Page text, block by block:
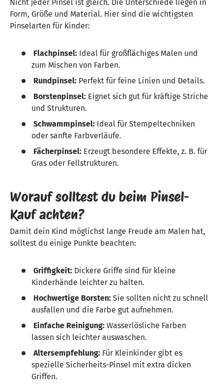
Nicht jeder Pinsel ist gleich. Die Unterschiede liegen in
Form, Größe und Material. Hier sind die wichtigsten
Pinselarten für Kinder:
Flachpinsel: Ideal für großflächiges Malen und
zum Mischen von Farben.
Rundpinsel: Perfekt für feine Linien und Details.
Borstenpinsel: Eignet sich gut für kräftige Striche
und Strukturen.
Schwammpinsel: Ideal für Stempeltechniken
oder sanfte Farbverläufe.
Fächerpinsel: Erzeugt besondere Effekte, z. B. für
Gras oder Fellstrukturen.
Worauf solltest du beim Pinsel-
Kauf achten?
Damit dein Kind möglichst lange Freude am Malen hat,
solltest du einige Punkte beachten:
Griffigkeit: Dickere Griffe sind für kleine
Kinderhände leichter zu halten.
Hochwertige Borsten: Sie sollten nicht zu schnell
ausfallen und die Farbe gut aufnehmen.
Einfache Reinigung: Wasserlösliche Farben
lassen sich leichter auswaschen.
Altersempfehlung: Für Kleinkinder gibt es
spezielle Sicherheits-Pinsel mit extra dicken
Griffen.